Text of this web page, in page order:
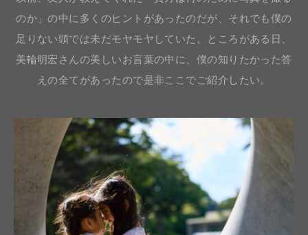
のか」の中に多くのヒントがあったのだが、それでも僕の
足りない頭では未だモヤモヤしていた。ところがある日、
美輪明宏さんの美しいお言葉の中に、僕の知りたかった答
えの全てがあったので是非ここでご紹介したい。